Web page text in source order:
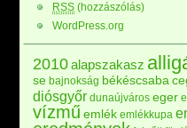
RSS (hozzászólás)
WordPress.org
2010alapszakasz
se bajnokság békéscsaba
diósgyőr dunaújváros eger
vízműemlék emlékkupa